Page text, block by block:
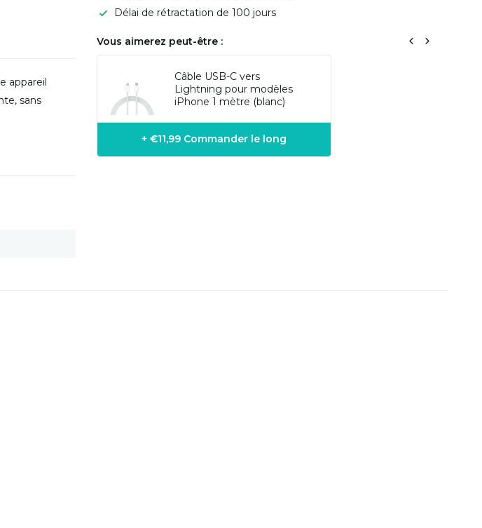
appareil
sans
Délai de rétractation de 100 jours
Vous aimerez peut-être :
Câble USB-C vers
Lightning pour modèles
iPhone 1 mètre (blanc)
+ €11,99 Commander le long